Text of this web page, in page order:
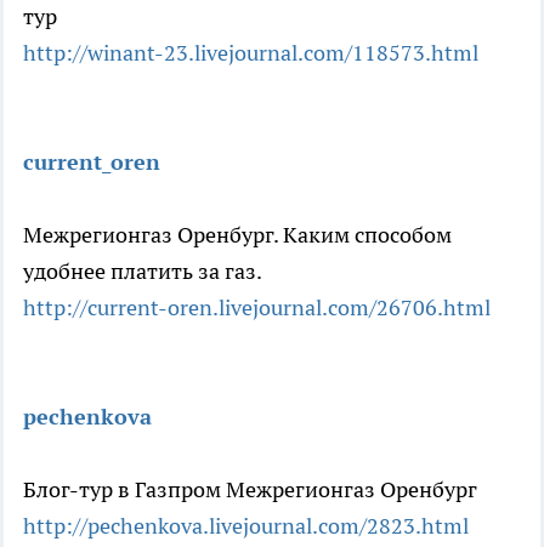
тур
http://winant-23.livejournal.com/118573.html
current_oren
Межрегионгаз Оренбург. Каким способом
удобнее платить за газ.
http://current-oren.livejournal.com/26706.html
pechenkova
Блог-тур в Газпром Межрегионгаз Оренбург
http://pechenkova.livejournal.com/2823.html